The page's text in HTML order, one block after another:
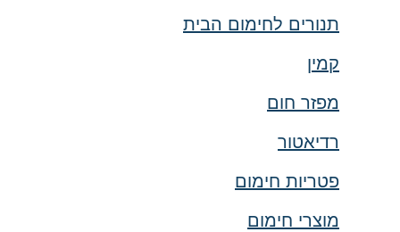
תנורים לחימום הבית
קמין
מפזר חום
רדיאטור
פטריות חימום
מוצרי חימום